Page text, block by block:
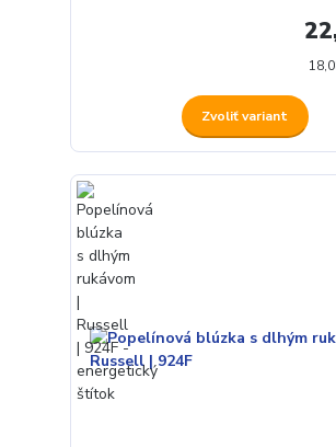
Zvoliť variant